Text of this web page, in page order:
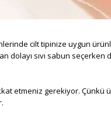
cilt tipinize uygun
sıvı sabun seçerken
etmeniz gerekiyor.